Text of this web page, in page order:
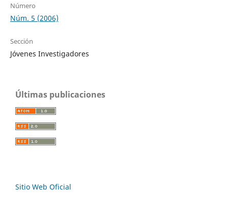
Número
Núm. 5 (2006)
Sección
Jóvenes Investigadores
Últimas publicaciones
Sitio Web Oficial